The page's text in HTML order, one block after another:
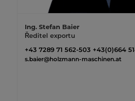
Ing. Stefan Baier
Ředitel exportu
+43 7289 71 562-503 +43(0)664
s.baier@holzmann-maschinen.at